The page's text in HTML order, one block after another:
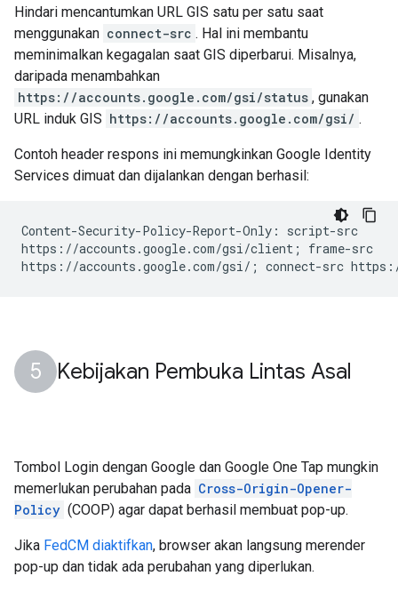
Hindari mencantumkan URL GIS satu per satu saat
menggunakan connect-src . Hal ini membantu
meminimalkan kegagalan saat GIS diperbarui. Misalnya,
daripada menambahkan
https://accounts.google.com/gsi/status , gunakan
URL induk GIS https://accounts.google.com/gsi/ .
Contoh header respons ini memungkinkan Google Identity
Services dimuat dan dijalankan dengan berhasil:
Content-Security-Policy-Report-Only: script-src
https://accounts.google.com/gsi/client; frame-src
Kebijakan Pembuka Lintas Asal
Tombol Login dengan Google dan Google One Tap mungkin
memerlukan perubahan pada Cross-Origin-Opener-
Policy (COOP) agar dapat berhasil membuat pop-up.
Jika FedCM diaktifkan, browser akan langsung merender
pop-up dan tidak ada perubahan yang diperlukan.